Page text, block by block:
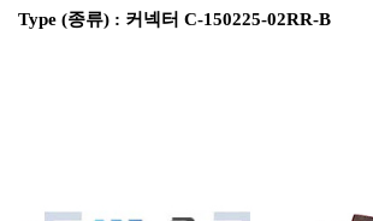
Type (종류) : 커넥터 C-150225-02RR-B